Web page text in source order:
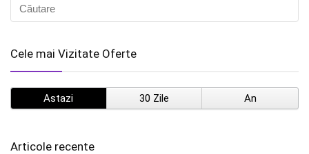
Cele mai Vizitate Oferte
Astazi 30 Zile An
Articole recente